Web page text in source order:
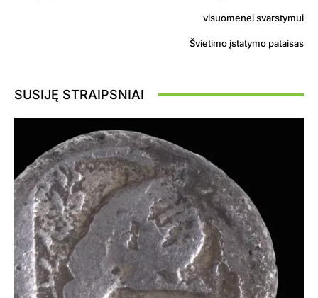
visuomenei svarstymui
Švietimo įstatymo pataisas
SUSIJĘ STRAIPSNIAI